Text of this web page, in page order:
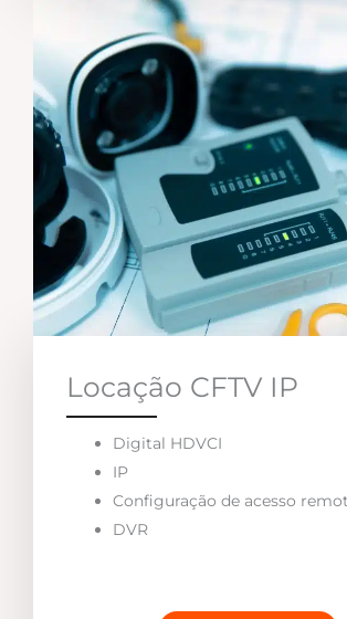
Locação CFTV IP
Digital HDVCI
IP
Configuração de acesso
DVR